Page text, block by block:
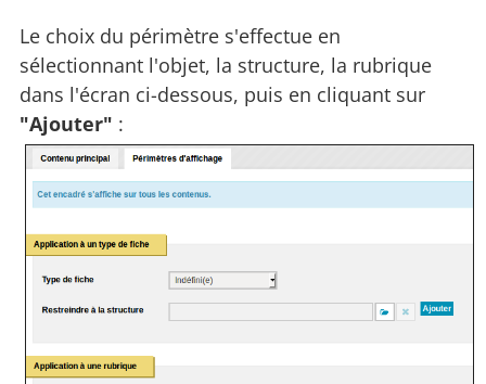
Le choix du périmètre s'effectue en
sélectionnant l'objet, la structure, la rubrique
dans l'écran ci-dessous, puis en cliquant sur
"Ajouter" :